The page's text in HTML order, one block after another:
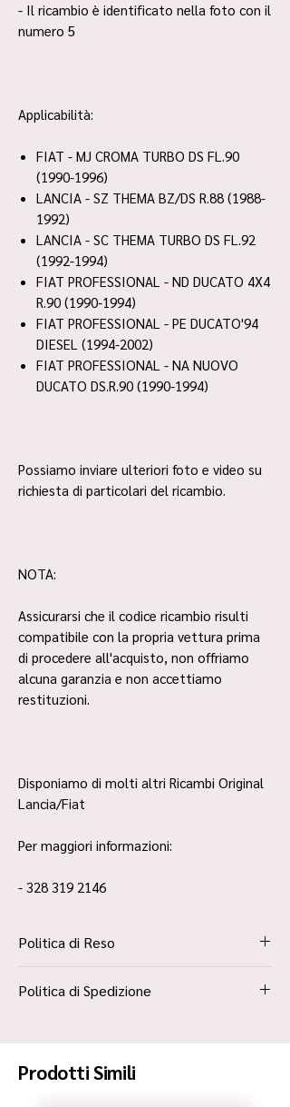
- Il ricambio è identificato nella foto con il
numero 5
Applicabilità:
FIAT - MJ CROMA TURBO DS FL.90
(1990-1996)
LANCIA - SZ THEMA BZ/DS R.88 (1988-
1992)
LANCIA - SC THEMA TURBO DS FL.92
(1992-1994)
FIAT PROFESSIONAL - ND DUCATO 4X4
R.90 (1990-1994)
FIAT PROFESSIONAL - PE DUCATO'94
DIESEL (1994-2002)
FIAT PROFESSIONAL - NA NUOVO
DUCATO DS.R.90 (1990-1994)
Possiamo inviare ulteriori foto e video su
richiesta di particolari del ricambio.
NOTA:
Assicurarsi che il codice ricambio risulti
compatibile con la propria vettura prima
di procedere all'acquisto, non offriamo
alcuna garanzia e non accettiamo
restituzioni.
Disponiamo di molti altri Ricambi Original
Lancia/Fiat
Per maggiori informazioni:
- 328 319 2146
Politica di Reso
“Termini e Condizioni”
Politica di Spedizione
Prodotti Simili